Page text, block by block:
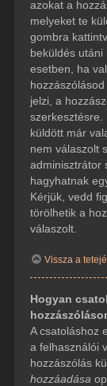
azokat a
melyeket te
gombra
beküldés
esetben, ha
jelzi, a
szerkesztésre.
küldött már
nem válaszolt
adminisztrátor
hagyhatnak
Kérjük, vedd
törölhetik a
válaszolt.
Vissza a
Hogyan
A csatoláshoz
a felhasználói
hozzászólás
hozzáadása